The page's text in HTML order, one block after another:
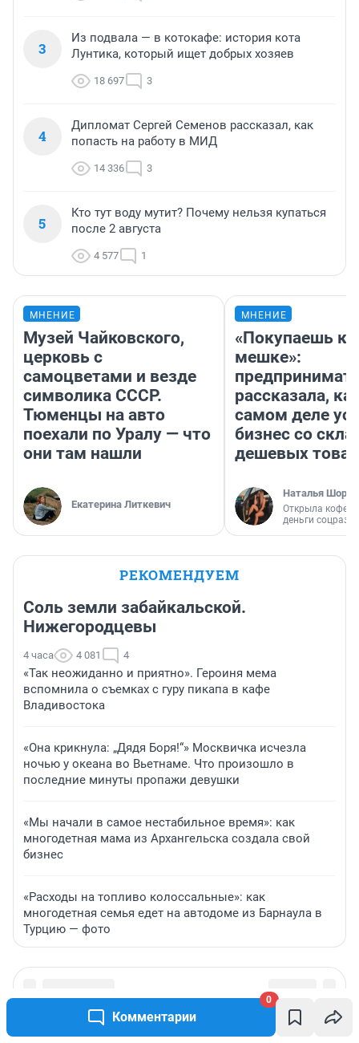
Комментарии
0
3
Из подвала — в котокафе: история кота
Лунтика, который ищет добрых хозяев
18 697 3
4
Дипломат Сергей Семенов рассказал, как
попасть на работу в МИД
14 336 3
5
Кто тут воду мутит? Почему нельзя купаться
после 2 августа
4 577 1
МНЕНИЕ
Музей Чайковского,
церковь с
самоцветами и везде
символика СССР.
Тюменцы на авто
поехали по Уралу — что
они там нашли
Екатерина Литкевич
МНЕНИЕ
«Покупаешь
мешке»:
рассказала,
самом деле
бизнес со
дешевых
Наталья
Открыла
деньги
РЕКОМЕНДУЕМ
Соль земли забайкальской.
Нижегородцевы
4 часа 4 081 4
«Так неожиданно и приятно». Героиня мема
вспомнила о съемках с гуру пикапа в кафе
Владивостока
«Она крикнула: „Дядя Боря!“» Москвичка исчезла
ночью у океана во Вьетнаме. Что произошло в
последние минуты пропажи девушки
«Мы начали в самое нестабильное время»: как
многодетная мама из Архангельска создала свой
бизнес
«Расходы на топливо колоссальные»: как
многодетная семья едет на автодоме из Барнаула в
Турцию — фото